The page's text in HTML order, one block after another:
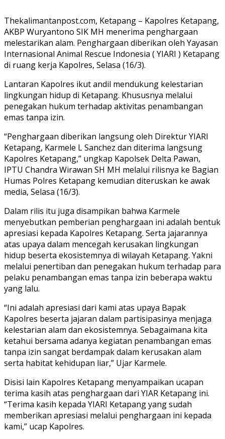
Thekalimantanpost.com, Ketapang – Kapolres Ketapang,
AKBP Wuryantono SIK MH menerima penghargaan
melestarikan alam. Penghargaan diberikan oleh Yayasan
Internasional Animal Rescue Indonesia ( YIARI ) Ketapang
di ruang kerja Kapolres, Selasa (16/3).
Lantaran Kapolres ikut andil mendukung kelestarian
lingkungan hidup di Ketapang. Khususnya melalui
penegakan hukum terhadap aktivitas penambangan
emas tanpa izin.
“Penghargaan diberikan langsung oleh Direktur YIARI
Ketapang, Karmele L Sanchez dan diterima langsung
Kapolres Ketapang,” ungkap Kapolsek Delta Pawan,
IPTU Chandra Wirawan SH MH melalui rilisnya ke Bagian
Humas Polres Ketapang kemudian diteruskan ke awak
media, Selasa (16/3).
Dalam rilis itu juga disampikan bahwa Karmele
menyebutkan pemberian penghargaan ini adalah bentuk
apresiasi kepada Kapolres Ketapang. Serta jajarannya
atas upaya dalam mencegah kerusakan lingkungan
hidup beserta ekosistemnya di wilayah Ketapang. Yakni
melalui penertiban dan penegakan hukum terhadap para
pelaku penambangan emas tanpa izin beberapa waktu
yang lalu.
“Ini adalah apresiasi dari kami atas upaya Bapak
Kapolres beserta jajaran dalam partisipasinya menjaga
kelestarian alam dan ekosistemnya. Sebagaimana kita
ketahui bersama adanya kegiatan penambangan emas
tanpa izin sangat berdampak dalam kerusakan alam
serta habitat kehidupan liar,” Ujar Karmele.
Disisi lain Kapolres Ketapang menyampaikan ucapan
terima kasih atas penghargaan dari YIAR Ketapang ini.
“Terima kasih kepada YIARI Ketapang yang sudah
memberikan apresiasi melalui penghargaan ini kepada
kami,” ucap Kapolres.